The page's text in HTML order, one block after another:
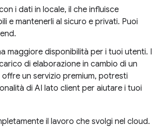
i dati in locale, il che influisce
e mantenerli al sicuro e privati. Puoi
maggiore disponibilità per i tuoi utenti. I
di elaborazione in cambio di un
un servizio premium, potresti
di AI lato client per aiutare i tuoi
il lavoro che svolgi nel cloud.